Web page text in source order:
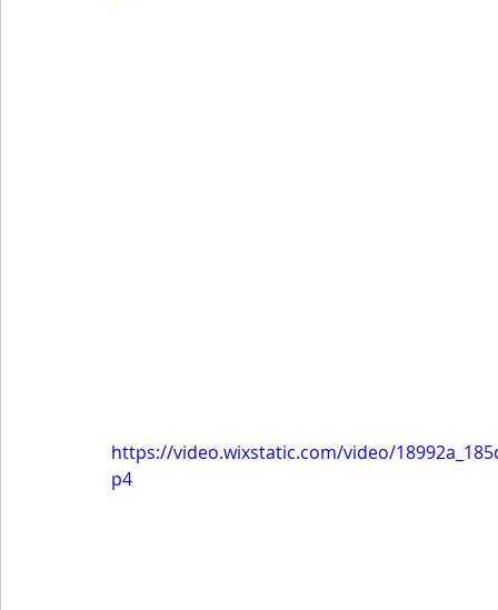
https://video.wixstatic.com/video/
p4